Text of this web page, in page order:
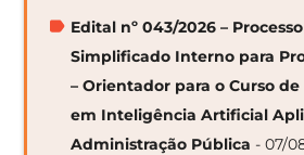
Edital nº 043/2026 –
Simplificado Interno para
– Orientador para o Curso
em Inteligência Artificial
Administração Pública - 07/